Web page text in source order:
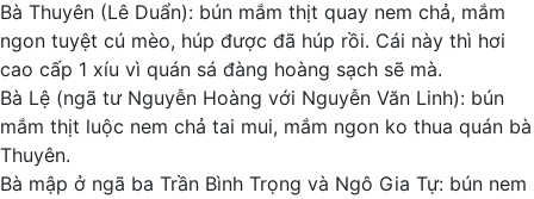
Bà Thuyên (Lê Duẩn): bún mắm thịt quay nem chả, mắm
ngon tuyệt cú mèo, húp được đã húp rồi. Cái này thì hơi
cao cấp 1 xíu vì quán sá đàng hoàng sạch sẽ mà.
Bà Lệ (ngã tư Nguyễn Hoàng với Nguyễn Văn Linh): bún
mắm thịt luộc nem chả tai mui, mắm ngon ko thua quán bà
Thuyên.
Bà mập ở ngã ba Trần Bình Trọng và Ngô Gia Tự: bún nem